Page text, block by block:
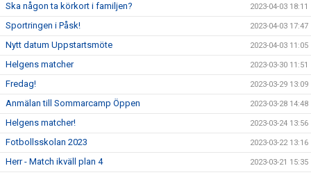
Ska någon ta körkort i familjen? 2023-04-03 18:11
Sportringen i Påsk! 2023-04-03 17:47
Nytt datum Uppstartsmöte 2023-04-03 11:05
Helgens matcher 2023-03-30 11:51
Fredag! 2023-03-29 13:09
Anmälan till Sommarcamp Öppen 2023-03-28 14:48
Helgens matcher! 2023-03-24 13:56
Fotbollsskolan 2023 2023-03-22 13:16
Herr - Match ikväll plan 4 2023-03-21 15:35